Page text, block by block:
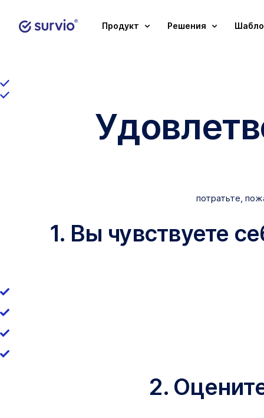
Продукт Pешения
потратьте,
1. Вы чувствуете
2.